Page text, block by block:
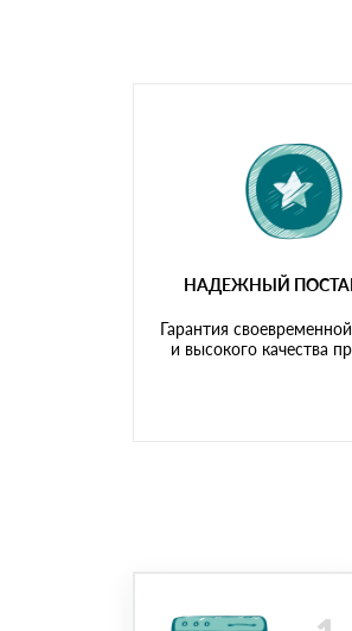
Мы принимаем
НАДЕЖНЫЙ
Гарантия
и высокого качества